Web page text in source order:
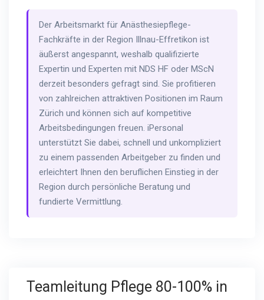
Der Arbeitsmarkt für Anästhesiepflege-
Fachkräfte in der Region Illnau-Effretikon ist
äußerst angespannt, weshalb qualifizierte
Expertin und Experten mit NDS HF oder MScN
derzeit besonders gefragt sind. Sie profitieren
von zahlreichen attraktiven Positionen im Raum
Zürich und können sich auf kompetitive
Arbeitsbedingungen freuen. iPersonal
unterstützt Sie dabei, schnell und unkompliziert
zu einem passenden Arbeitgeber zu finden und
erleichtert Ihnen den beruflichen Einstieg in der
Region durch persönliche Beratung und
fundierte Vermittlung.
Teamleitung Pflege 80-100% in